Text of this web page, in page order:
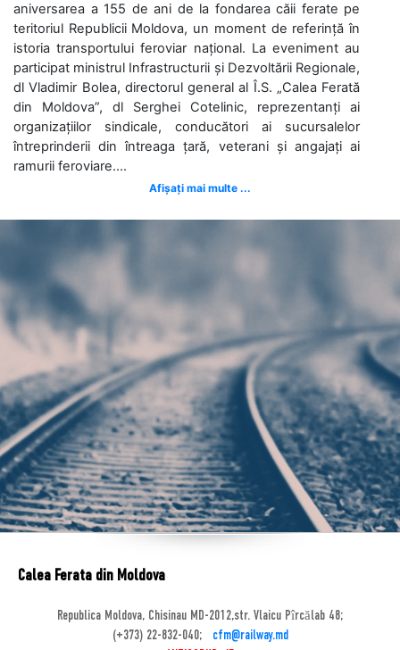
aniversarea a 155 de ani de la fondarea căii ferate pe
teritoriul Republicii Moldova, un moment de referință în
istoria transportului feroviar național. La eveniment au
participat ministrul Infrastructurii și Dezvoltării Regionale,
dl Vladimir Bolea, directorul general al Î.S. „Calea Ferată
din Moldova”, dl Serghei Cotelinic, reprezentanți ai
organizațiilor sindicale, conducători ai sucursalelor
întreprinderii din întreaga țară, veterani și angajați ai
ramurii feroviare....
Afișați mai multe ...
Calea Ferata din Moldova
Republica Moldova, Chisinau MD-2012,str. Vlaicu Pîrcălab 48;
(+373) 22-832-040;
cfm@railway.md